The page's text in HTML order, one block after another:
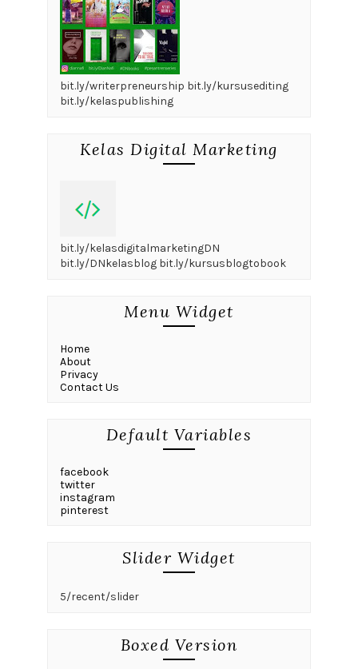
bit.ly/writerpreneurship bit.ly/kursusediting
bit.ly/kelaspublishing
Kelas Digital Marketing
bit.ly/kelasdigitalmarketingDN
bit.ly/DNkelasblog bit.ly/kursusblogtobook
Menu Widget
Home
About
Privacy
Contact Us
Default Variables
facebook
twitter
instagram
pinterest
Slider Widget
5/recent/slider
Boxed Version